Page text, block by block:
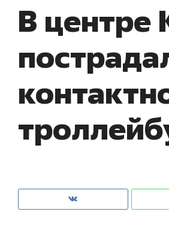
В центре
правил,
потерять
Как бизнесу
рынки, почему
чем интересен